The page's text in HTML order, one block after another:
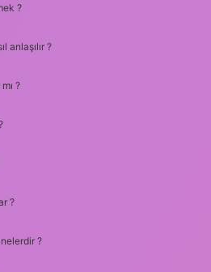
?
anlaşılır ?
?
?
?